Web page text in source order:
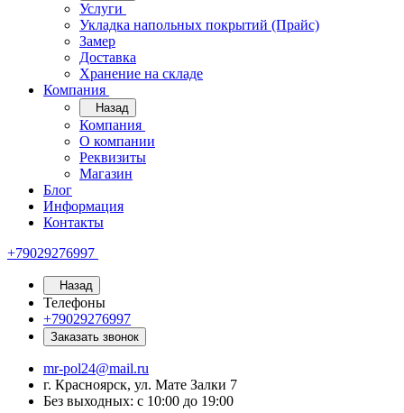
Услуги
Укладка напольных покрытий (Прайс)
Замер
Доставка
Хранение на складе
Компания
Назад
Компания
О компании
Реквизиты
Магазин
Блог
Информация
Контакты
+79029276997
Назад
Телефоны
+79029276997
Заказать звонок
mr-pol24@mail.ru
г. Красноярск, ул. Мате Залки 7
Без выходных: с 10:00 до 19:00